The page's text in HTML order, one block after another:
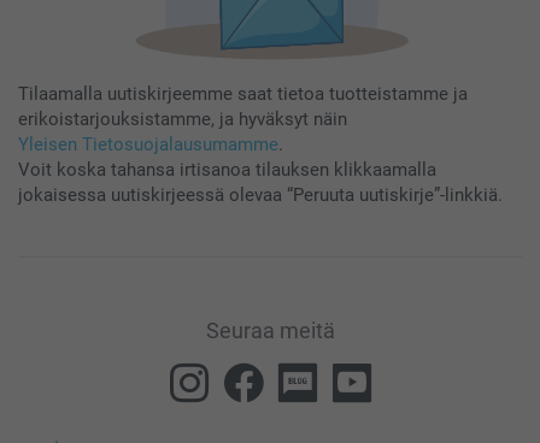
Tilaamalla uutiskirjeemme saat tietoa tuotteistamme ja
erikoistarjouksistamme, ja hyväksyt näin
Yleisen Tietosuojalausumamme.
Voit koska tahansa irtisanoa tilauksen klikkaamalla
jokaisessa uutiskirjeessä olevaa “Peruuta uutiskirje”-linkkiä.
Seuraa meitä